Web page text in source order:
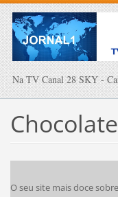
Na TV Canal 28 SKY -
O seu site mais doce